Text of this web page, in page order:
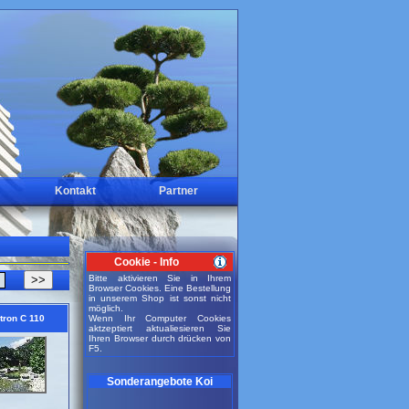
Kontakt Partner
>>
C 110
Cookie - Info
Bitte aktivieren Sie in Ihrem
Browser Cookies. Eine Bestellung
in unserem Shop ist sonst nicht
möglich.
Wenn Ihr Computer Cookies
aktzeptiert aktualiesieren Sie
Ihren Browser durch drücken von
F5.
Sonderangebote Koi